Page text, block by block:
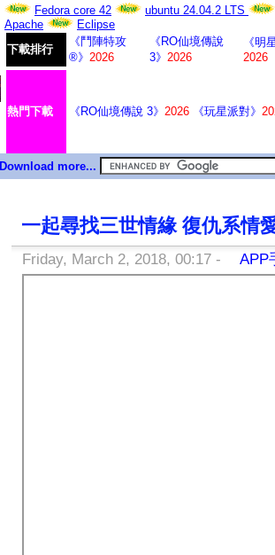
Fedora core 42
ubuntu 24.04.2 LTS
Apache
Eclipse
下載排行
《鬥陣特攻
®》 2026
《RO仙境傳說
3》 2026
《明
2026
熱門下載 《RO仙境傳說 3》 2026 《玩星派對》
Download more...
一起尋找三世情緣 復仇系情
Friday, March 2, 2018, 00:17 - APP